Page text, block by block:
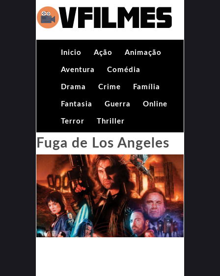
Inicio Ação Animação
Aventura Comédia
Drama Crime Família
Fantasia Guerra Online
Terror Thriller
Fuga de Los Angeles